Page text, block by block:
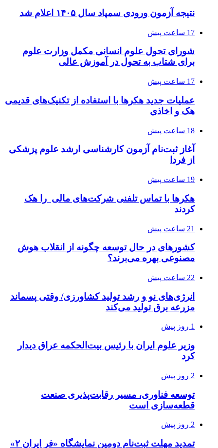
نتیجه آزمون ورودی سمپاد سال ۱۴۰۵ اعلام شد
17 ساعت پیش
شورای تحول علوم انسانی مکمل وزارت علوم
برای شتاب به تحول در آموزش عالی
17 ساعت پیش
عملیات جدید هکرها با استفاده از تکنیک‌های قدیمی
هک و اخاذی
18 ساعت پیش
آغاز ثبت‌نام‌ آزمون کارشناسی ارشد علوم پزشکی
از فردا
19 ساعت پیش
هکرها با تماس تلفنی شرکت‌های مالی را هک
کردند
21 ساعت پیش
کشورهای در حال توسعه چگونه از انقلاب هوش
مصنوعی بهره می‌برند؟
22 ساعت پیش
انرژی‌های نو و رشد تولید کشاورزی/ وقتی پسماند
مزرعه‌ برق تولید می‌کند
1 روز پیش
وزیر علوم ایران با رئیس بیت‌الحکمه عراق دیدار
کرد
2 روز پیش
توسعه فناوری، مسیر رقابت‌پذیری صنعت
قطعه‌سازی است
2 روز پیش
تمدید مهلت ثبت‌نام دومین نمایشگاه «فر ایران ۲»